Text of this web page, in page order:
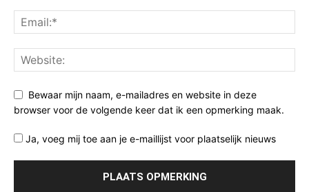
Bewaar mijn naam, e-mailadres en website in deze
browser voor de volgende keer dat ik een opmerking maak.
Ja, voeg mij toe aan je e-maillijst voor plaatselijk nieuws